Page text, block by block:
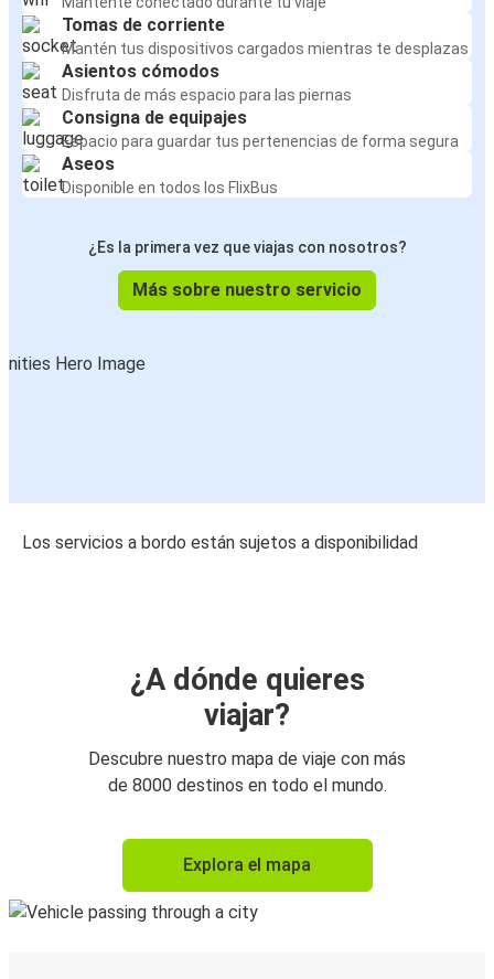
Tomas de corriente
Mantén tus dispositivos cargados mientras te desplazas
Asientos cómodos
Disfruta de más espacio para las piernas
Consigna de equipajes
Espacio para guardar tus pertenencias de forma segura
Aseos
Disponible en todos los FlixBus
¿Es la primera vez que viajas con nosotros?
Más sobre nuestro servicio
Los servicios a bordo están sujetos a disponibilidad
¿A dónde quieres
viajar?
Descubre nuestro mapa de viaje con más
de 8000 destinos en todo el mundo.
Explora el mapa